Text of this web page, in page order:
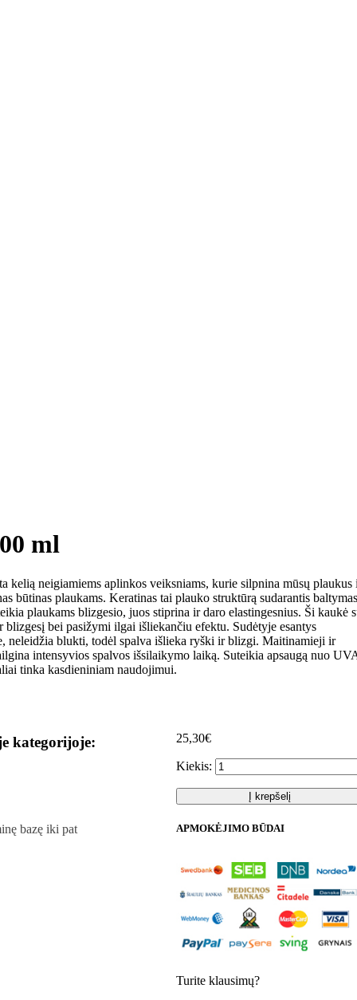
ml
kelią neigiamiems aplinkos veiksniams, kurie silpnina mūsų plaukus
plaukams. Keratinas tai plauko struktūrą sudarantis
plaukams blizgesio, juos stiprina ir daro elastingesnius. Ši kaukė
bei pasižymi ilgai išliekančiu efektu. Sudėtyje esantys
neleidžia blukti, todėl spalva išlieka ryški ir blizgi. Maitinamieji ir
intensyvios spalvos išsilaikymo laiką. Suteikia apsaugą nuo
tinka kasdieniniam naudojimui.
25,30€
Kiekis:
Į krepšelį
APMOKĖJIMO BŪDAI
Turite klausimų?
bazę iki pat
kategorijoje: